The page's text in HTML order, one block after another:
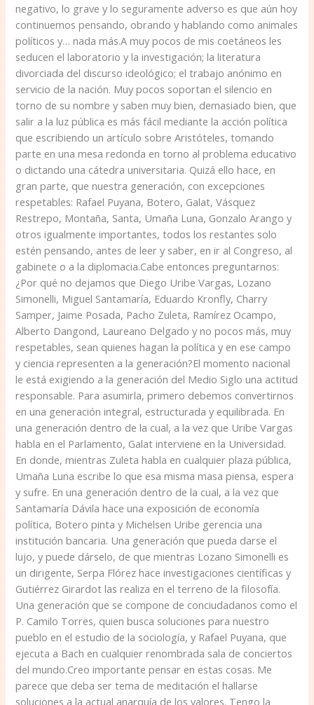
negativo, lo grave y lo seguramente adverso es que aún hoy
continuemos pensando, obrando y hablando como animales
políticos y… nada más.A muy pocos de mis coetáneos les
seducen el laboratorio y la investigación; la literatura
divorciada del discurso ideológico; el trabajo anónimo en
servicio de la nación. Muy pocos soportan el silencio en
torno de su nombre y saben muy bien, demasiado bien, que
salir a la luz pública es más fácil mediante la acción política
que escribiendo un artículo sobre Aristóteles, tomando
parte en una mesa redonda en torno al problema educativo
o dictando una cátedra universitaria. Quizá ello hace, en
gran parte, que nuestra generación, con excepciones
respetables: Rafael Puyana, Botero, Galat, Vásquez
Restrepo, Montaña, Santa, Umaña Luna, Gonzalo Arango y
otros igualmente importantes, todos los restantes solo
estén pensando, antes de leer y saber, en ir al Congreso, al
gabinete o a la diplomacia.Cabe entonces preguntarnos:
¿Por qué no dejamos que Diego Uribe Vargas, Lozano
Simonelli, Miguel Santamaría, Eduardo Kronfly, Charry
Samper, Jaime Posada, Pacho Zuleta, Ramírez Ocampo,
Alberto Dangond, Laureano Delgado y no pocos más, muy
respetables, sean quienes hagan la política y en ese campo
y ciencia representen a la generación?El momento nacional
le está exigiendo a la generación del Medio Siglo una actitud
responsable. Para asumirla, primero debemos convertirnos
en una generación integral, estructurada y equilibrada. En
una generación dentro de la cual, a la vez que Uribe Vargas
habla en el Parlamento, Galat interviene en la Universidad.
En donde, mientras Zuleta habla en cualquier plaza pública,
Umaña Luna escribe lo que esa misma masa piensa, espera
y sufre. En una generación dentro de la cual, a la vez que
Santamaría Dávila hace una exposición de economía
política, Botero pinta y Michelsen Uribe gerencia una
institución bancaria. Una generación que pueda darse el
lujo, y puede dárselo, de que mientras Lozano Simonelli es
un dirigente, Serpa Flórez hace investigaciones científicas y
Gutiérrez Girardot las realiza en el terreno de la filosofía.
Una generación que se compone de conciudadanos como el
P. Camilo Torres, quien busca soluciones para nuestro
pueblo en el estudio de la sociología, y Rafael Puyana, que
ejecuta a Bach en cualquier renombrada sala de conciertos
del mundo.Creo importante pensar en estas cosas. Me
parece que deba ser tema de meditación el hallarse
soluciones a la actual anarquía de los valores. Tengo la